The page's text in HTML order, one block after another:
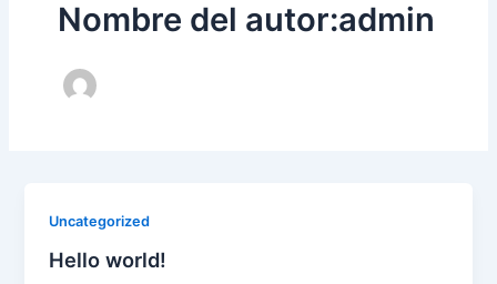
Nombre del autor:admin
Uncategorized
Hello world!